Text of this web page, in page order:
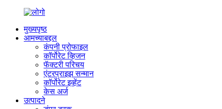
मुख्यपृष्ठ
आमच्याबद्दल
कंपनी प्रोफाइल
कॉर्पोरेट व्हिजन
फॅक्टरी परिचय
एंटरप्राइझ सन्मान
कॉर्पोरेट इव्हेंट
केस अर्ज
उत्पादने